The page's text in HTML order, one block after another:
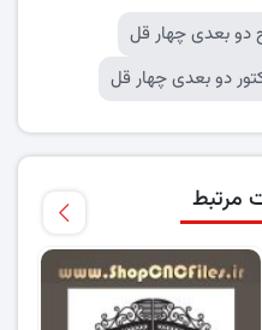
دو بعدی چهار قل
دو بعدی چهار قل
مرتبط